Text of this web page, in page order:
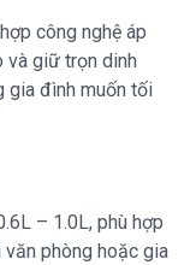
công nghệ áp
và giữ trọn dinh
gia đình muốn tối
– 1.0L, phù hợp
phòng hoặc gia